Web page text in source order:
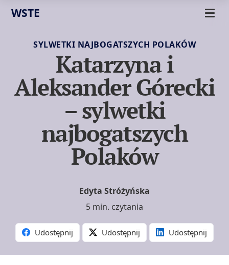
WSTE
SYLWETKI NAJBOGATSZYCH POLAKÓW
Katarzyna i
Aleksander Górecki
– sylwetki
najbogatszych
Polaków
Edyta Stróżyńska
5 min. czytania
Udostępnij Udostępnij Udostępnij